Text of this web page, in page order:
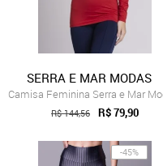
SERRA E MAR MODAS
R$ 144,56 R$ 79,90
-45%